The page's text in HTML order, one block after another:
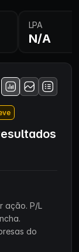
LPA
N/A
ação. P/L
do